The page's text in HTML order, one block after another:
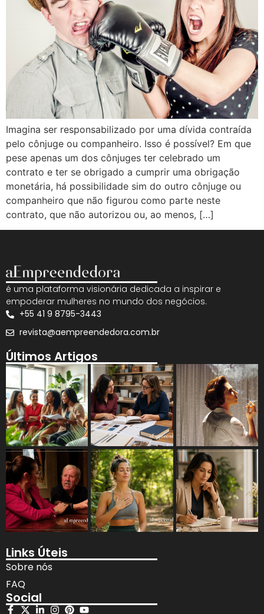
Imagina ser responsabilizado por uma dívida contraída
pelo cônjuge ou companheiro. Isso é possível? Em que
pese apenas um dos cônjuges ter celebrado um
contrato e ter se obrigado a cumprir uma obrigação
monetária, há possibilidade sim do outro cônjuge ou
companheiro que não figurou como parte neste
contrato, que não autorizou ou, ao menos, […]
é uma plataforma visionária dedicada a inspirar e
empoderar mulheres no mundo dos negócios.
+55 41 9 8795-3443
revista@aempreendedora.com.br
Últimos Artigos
Links Úteis
Sobre nós
FAQ
Social